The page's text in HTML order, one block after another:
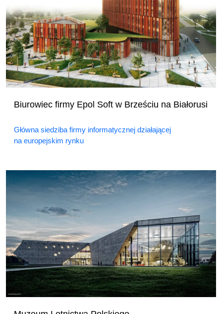
Biurowiec firmy Epol Soft w Brześciu na Białorusi
Główna siedziba firmy informatycznej działającej
na europejskim rynku